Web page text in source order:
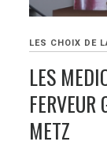
LES CHOIX DE
LES
METZ